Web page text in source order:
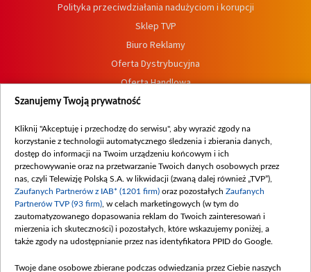
Polityka przeciwdziałania nadużyciom i korupcji
Sklep TVP
Biuro Reklamy
Oferta Dystrybucyjna
Oferta Handlowa
Dostępność
Procedura zgłoszeń wewnętrznych
Szanujemy Twoją prywatność
Kliknij "Akceptuję i przechodzę do serwisu", aby wyrazić zgody na
korzystanie z technologii automatycznego śledzenia i zbierania danych,
dostęp do informacji na Twoim urządzeniu końcowym i ich
przechowywanie oraz na przetwarzanie Twoich danych osobowych przez
nas, czyli Telewizję Polską S.A. w likwidacji (zwaną dalej również „TVP”),
Zaufanych Partnerów z IAB* (1201 firm) oraz pozostałych Zaufanych
Partnerów TVP (93 firm) , w celach marketingowych (w tym do
zautomatyzowanego dopasowania reklam do Twoich zainteresowań i
mierzenia ich skuteczności) i pozostałych, które wskazujemy poniżej, a
także zgody na udostępnianie przez nas identyfikatora PPID do Google.
Twoje dane osobowe zbierane podczas odwiedzania przez Ciebie naszych